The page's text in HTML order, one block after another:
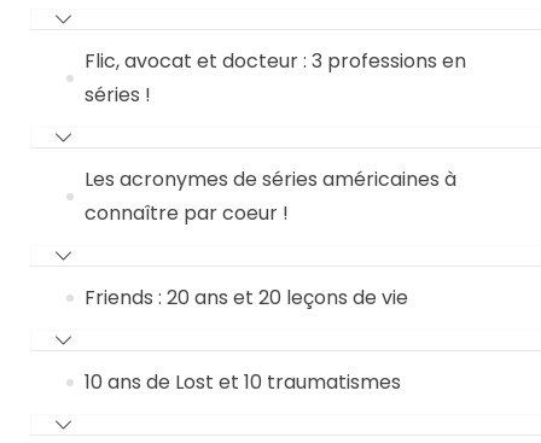
Flic, avocat et docteur : 3 professions en
séries !
Les acronymes de séries américaines à
connaître par coeur !
Friends : 20 ans et 20 leçons de vie
10 ans de Lost et 10 traumatismes